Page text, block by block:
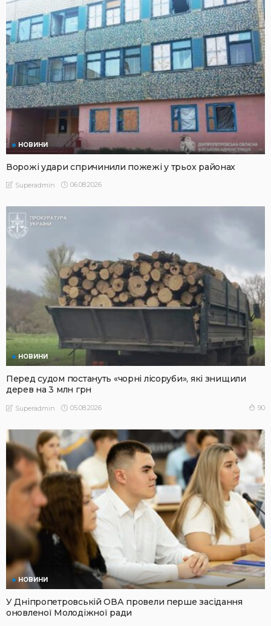
НОВИНИ
Ворожі удари спричинили пожежі у трьох районах
Superadmin 06.08.2026
НОВИНИ
Перед судом постануть «чорні лісоруби», які знищили
дерев на 3 млн грн
Superadmin 05.08.2026 90
НОВИНИ
У Дніпропетровській ОВА провели перше засідання
оновленої Молодіжної ради